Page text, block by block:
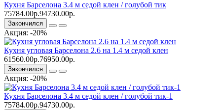
Кухня Барселона 3.4 м седой клен / голубой тик
75784.00р.94730.00р.
Закончился
Акция: -20%
Кухня угловая Барселона 2.6 на 1.4 м седой клен
61560.00р.76950.00р.
Закончился
Акция: -20%
Кухня Барселона 3.4 м седой клен / голубой тик-1
75784.00р.94730.00р.